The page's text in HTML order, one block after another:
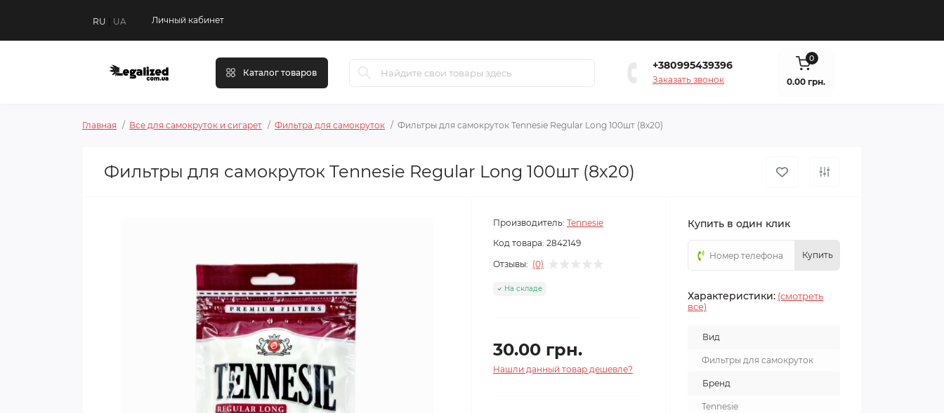
UA
RU Личный кабинет
Каталог товаров
+380995439396
Заказать звонок
0
0.00 грн.
Главная Все для самокруток и сигарет Фильтра для самокруток Фильтры для самокруток Tennesie Regular Long 100шт (8х20)
Фильтры для самокруток Tennesie Regular Long 100шт (8х20)
Производитель: Tennesie
Код товара: 2842149
Отзывы: (0)
На складе
30.00 грн.
Нашли данный товар дешевле?
Купить в один клик
Купить
Характеристики: (смотреть
все)
Вид
Фильтры для самокруток
Бренд
Tennesie